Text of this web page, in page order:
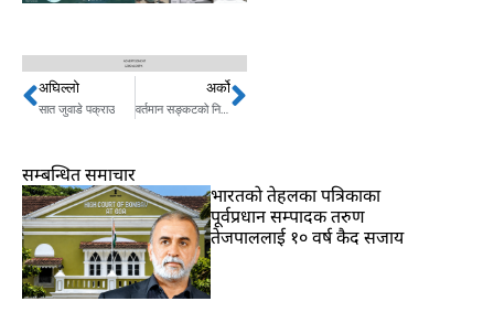
Prev
अघिल्लो
सात जुवाडे पक्राउ
अर्को
वर्तमान सङ्कटको निकास प्रतिनिधिसभाको प्राप्तिले मात्र हुन्छः विमलेन्द्र निधि Next
सम्बन्धित समाचार
भारतकाे तेहलका पत्रिकाका
पूर्वप्रधान सम्पादक तरुण
तेजपाललाई १० वर्ष कैद सजाय